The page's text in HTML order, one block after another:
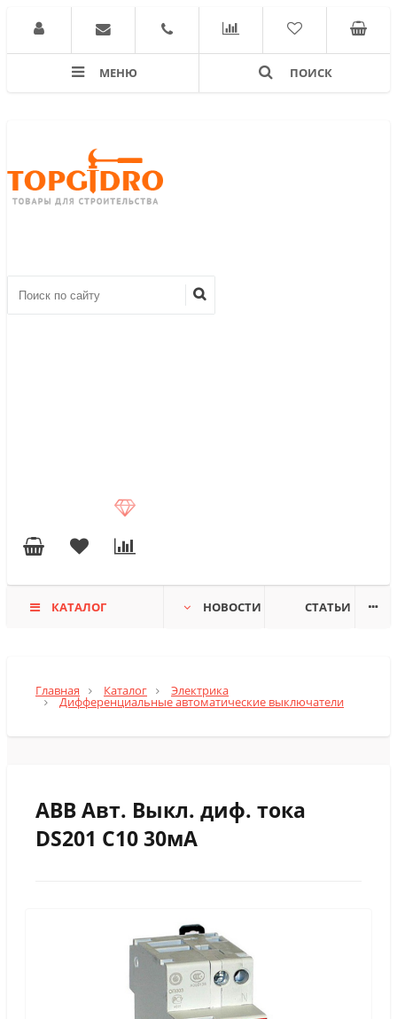
МЕНЮ ПОИСК
КАТАЛОГ НОВОСТИ СТАТЬИ
Главная Каталог Электрика
Дифференциальные автоматические выключатели
ABB Авт. Выкл. диф. тока
DS201 С10 30мА